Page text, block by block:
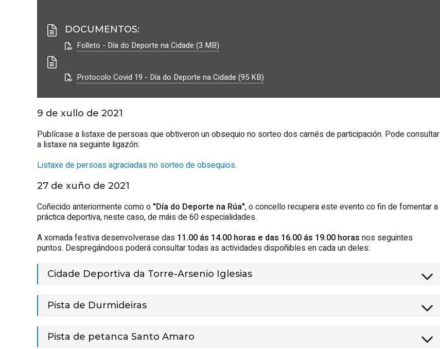
DOCUMENTOS:
Folleto - Día do Deporte na Cidade (3 MB)
Protocolo Covid 19 - Día do Deporte na Cidade (95 KB)
9 de xullo de 2021
Publícase a listaxe de persoas que obtiveron un obsequio no sorteo dos carnés de participación. Pode consultar
a listaxe na seguinte ligazón:
Listaxe de persoas agraciadas no sorteo de obsequios.
27 de xuño de 2021
Coñecido anteriormente como o "Día do Deporte na Rúa", o concello recupera este evento co fin de fomentar a
práctica deportiva, neste caso, de máis de 60 especialidades.
A xornada festiva desenvolverase das 11.00 ás 14.00 horas e das 16.00 ás 19.00 horas nos seguintes
puntos. Despregándoos poderá consultar todas as actividades dispoñibles en cada un deles:
Cidade Deportiva da Torre-Arsenio Iglesias
Pista de Durmideiras
Pista de petanca Santo Amaro